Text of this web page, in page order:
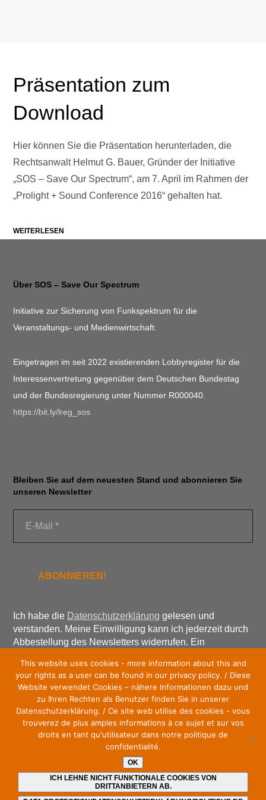
Präsentation zum
Download
Hier können Sie die Präsentation herunterladen, die
Rechtsanwalt Helmut G. Bauer, Gründer der Initiative
„SOS – Save Our Spectrum“, am 7. April im Rahmen der
„Prolight + Sound Conference 2016“ gehalten hat.
WEITERLESEN
Über SOS – Save Our Spectrum
Initiative zur Sicherung von Funkspektrum für die
Veranstaltungs- und Medienwirtschaft.
Eingetragen im seit 2022 existierenden Lobbyregister für die
Interessenvertretung gegenüber dem Deutschen Bundestag
und der Bundesregierung unter Nummer R000040.
https://bit.ly/lreg_sos
Bleiben Sie auf dem neuesten Stand und abonnieren Sie
unseren Newsletter
Ich habe die Datenschutzerklärung gelesen und
verstanden. Meine Einwilligung kann ich jederzeit durch
Abbestellung des Newsletters widerrufen. Ein
Werde Unterstützer unserer Initiative – ohne Kosten.
Einfach den Newsletter abonnieren (kostenfrei).
Jochen Zenthöfer
This website uses cookies - more information about this and
your rights as a user can be found in our privacy policy. / Diese
Website verwendet Cookies – nähere Informationen dazu und
zu Ihren Rechten als Benutzer finden Sie in unserer
Datenschutzerklärung. / Ce site web utilise des cookies - vous
trouverez de plus amples informations à ce sujet et sur vos
droits en tant qu'utilisateur dans notre politique de
confidentialité.
OK
ICH LEHNE NICHT FUNKTIONALE COOKIES VON
DRITTANBIETERN AB.